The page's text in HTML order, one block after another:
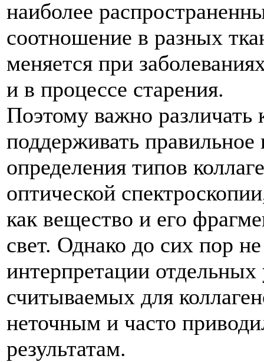
наиболее
соотношение в разных
меняется при
и в процессе старения.
Поэтому важно различать
поддерживать правильное
определения типов
оптической
как вещество и его
свет. Однако до сих пор
интерпретации отдельных
считываемых для
неточным и часто
результатам.